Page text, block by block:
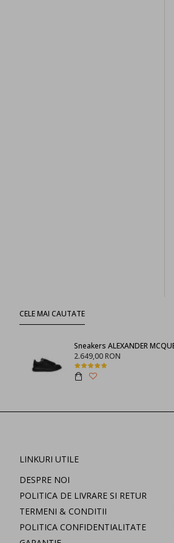
CELE MAI CAUTATE
2.649,00 RON
LINKURI UTILE
DESPRE NOI
POLITICA DE LIVRARE SI RETUR
TERMENI & CONDITII
POLITICA CONFIDENTIALITATE